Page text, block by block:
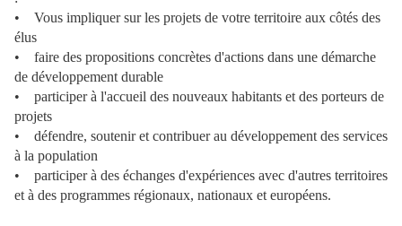
• Vous impliquer sur les projets de votre territoire aux côtés des
élus
• faire des propositions concrètes d'actions dans une démarche
de développement durable
• participer à l'accueil des nouveaux habitants et des porteurs de
projets
• défendre, soutenir et contribuer au développement des services
à la population
• participer à des échanges d'expériences avec d'autres territoires
et à des programmes régionaux, nationaux et européens.